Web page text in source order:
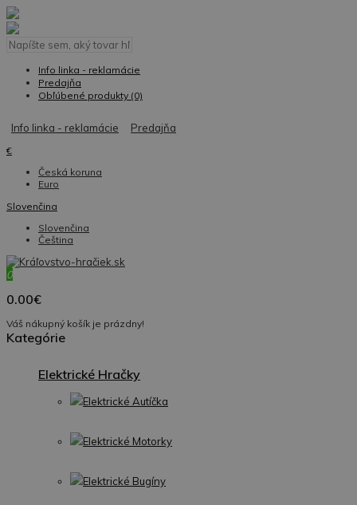
Info linka - reklamácie
Predajňa
Obľúbené produkty (0)
Info linka - reklamácie Predajňa
€
Česká koruna
Euro
Slovenčina
Slovenčina
Čeština
0
0.00€
Váš nákupný košík je prázdny!
Kategórie
Elektrické Hračky
Elektrické Autíčka
Elektrické Motorky
Elektrické Bugíny